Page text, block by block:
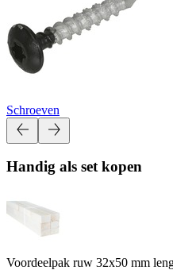
Schroeven
Handig als set kopen
Voordeelpak ruw 32x50 mm